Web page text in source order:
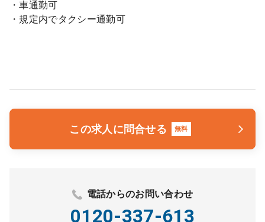
・車通勤可
・規定内でタクシー通勤可
この求人に問合せる 無料
電話からのお問い合わせ
0120-337-613